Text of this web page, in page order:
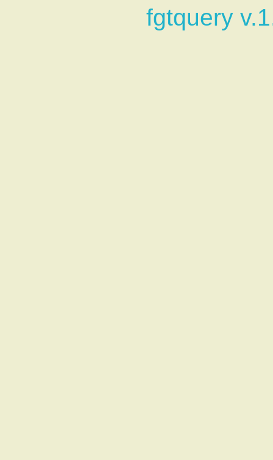
fgtquery